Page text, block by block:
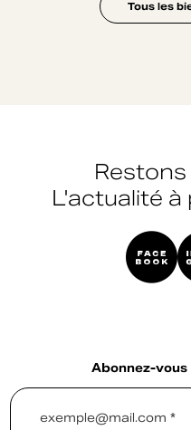
Tous les
L'actualité à
Abonnez-
exemple@mail.com *